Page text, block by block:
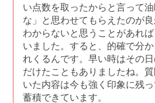
い点数を取ったからと言って
な」と思わせてもらえたのが良
わからないと思うことがあれ
いました。すると、的確で分
れくるんです。早い時はその
だけたこともありましたね。
いた内容は今も強く印象に残
蓄積できています。